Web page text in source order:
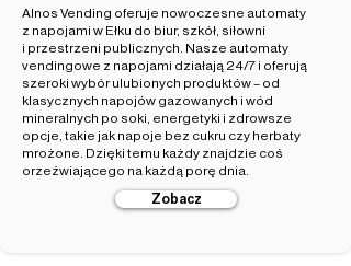
Alnos Vending oferuje nowoczesne automaty
z napojami w Ełku do biur, szkół, siłowni
i przestrzeni publicznych. Nasze automaty
vendingowe z napojami działają 24/7 i oferują
szeroki wybór ulubionych produktów – od
klasycznych napojów gazowanych i wód
mineralnych po soki, energetyki i zdrowsze
opcje, takie jak napoje bez cukru czy herbaty
mrożone. Dzięki temu każdy znajdzie coś
orzeźwiającego na każdą porę dnia.
Zobacz